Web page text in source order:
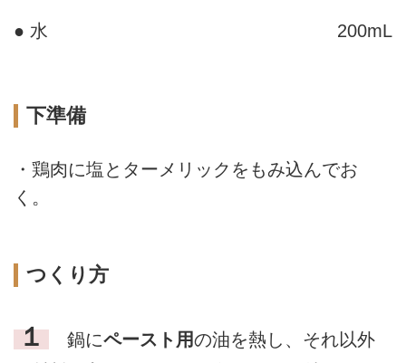
● 水 200mL
下準備
・鶏肉に塩とターメリックをもみ込んでお
く。
つくり方
１ 鍋にペースト用の油を熱し、それ以外